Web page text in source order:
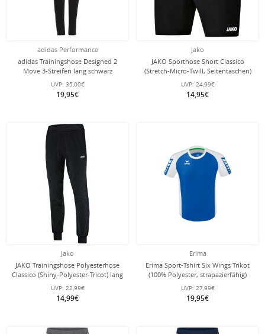
adidas Performance
adidas Trainingshose Designed 2
Move 3-Streifen lang schwarz
Mädchen
UVP: 35,00€
19,95€
Jako
JAKO Sporthose Short Classico
(Stretch-Micro-Twill, Seitentaschen)
schwarz Kinder
UVP: 24,99€
14,95€
Jako
JAKO Trainingshose Polyesterhose
Classico (Shiny-Polyester-Tricot) lang
schwarz Kinder
UVP: 22,99€
14,99€
Erima
Erima Sport-Tshirt Six Wings Trikot
(100% Polyester, strapazierfähig)
royalblau/weiss Kinder
UVP: 27,99€
19,95€